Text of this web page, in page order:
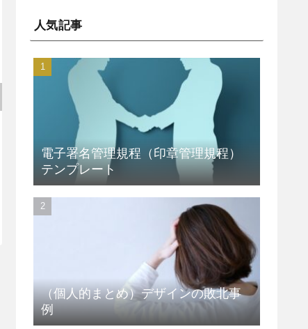
人気記事
電子署名管理規程（印章管理規程）
テンプレート
（個人的まとめ）デザインの敗北事
例